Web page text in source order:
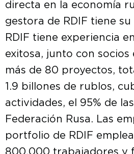
directa en la economía
gestora de RDIF tiene su
RDIF tiene experiencia
exitosa, junto con socios
más de 80 proyectos,
1.9 billones de rublos,
actividades, el 95% de
Federación Rusa. Las
portfolio de RDIF
800,000 trabajadores y